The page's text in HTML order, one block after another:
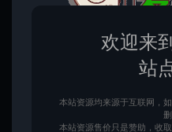
欢迎来
站
本站资源均来源于互联网，
本站资源售价只是赞助，收